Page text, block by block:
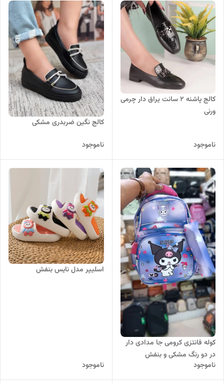
کالج پاشنه 2 سانت یراق دار چرمی
ورنی
ناموجود
کالج نگین ضربدری مشکی
ناموجود
کوله فانتزی کرومی جا مدادی دار
در دو رنگ مشکی و بنفش
ناموجود
اسلیپر مدل نایس بنفش
ناموجود